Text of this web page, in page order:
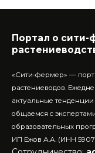
Портал о сити-
«Сити-фермер» —
растениеводов.
актуальные тенденции
общаемся с
образовательных
ИП Ежов А.А. (ИНН